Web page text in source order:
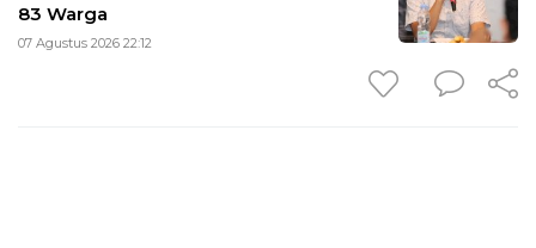
83 Warga
07 Agustus 2026 22:12